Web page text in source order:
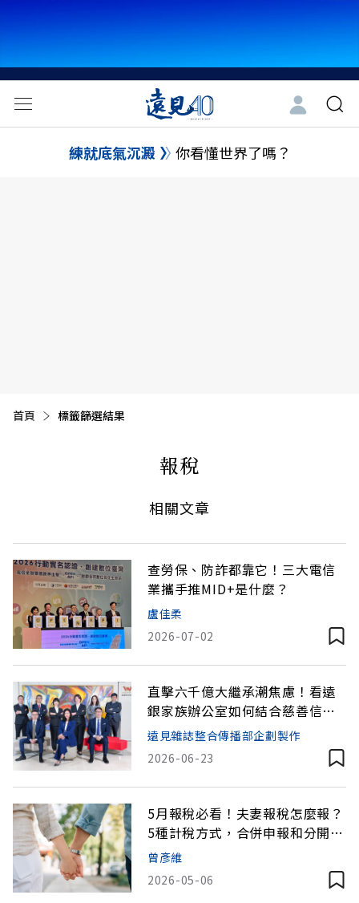
練就底氣沉澱 你看懂世界了嗎？
首頁 目前頁面：
標籤篩選結果
報稅
相關文章
查勞保、防詐都靠它！三大電信
業攜手推MID+是什麼？
盧佳柔
2026-07-02
直擊六千億大繼承潮焦慮！看遠
銀家族辦公室如何結合慈善信
託，幫客戶化解家族傳承危機
遠見雜誌整合傳播部企劃製作
2026-06-23
5月報稅必看！夫妻報稅怎麼報？
5種計稅方式，合併申報和分開申
報哪個更省？
曾彥維
2026-05-06